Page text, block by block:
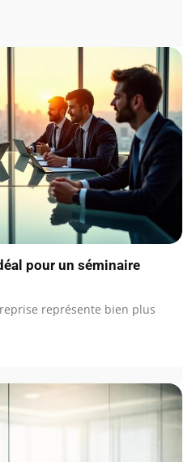
pour un séminaire
représente bien plus